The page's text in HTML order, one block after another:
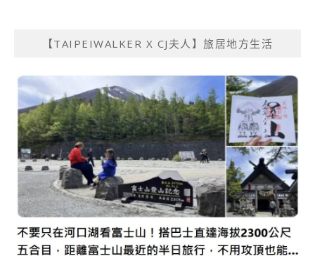
【TAIPEIWALKER X CJ夫人】旅居地方生活